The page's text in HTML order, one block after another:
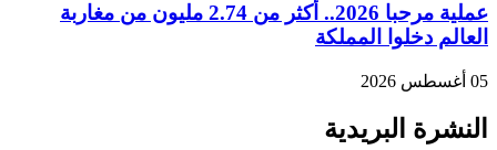
عملية مرحبا 2026.. أكثر من 2.74 مليون من مغاربة
العالم دخلوا المملكة
05 أغسطس 2026
النشرة البريدية